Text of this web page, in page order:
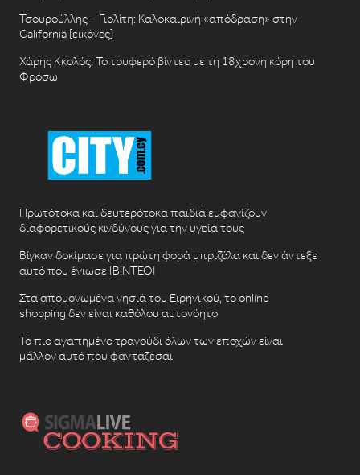
Τσουρούλλης – Γιολίτη: Καλοκαιρινή «απόδραση» στην
California [εικόνες]
Χάρης Κκολός: Το τρυφερό βίντεο με τη 18χρονη κόρη του
Φρόσω
Πρωτότοκα και δευτερότοκα παιδιά εμφανίζουν
διαφορετικούς κινδύνους για την υγεία τους
Βίγκαν δοκίμασε για πρώτη φορά μπριζόλα και δεν άντεξε
αυτό που ένιωσε [ΒΙΝΤΕΟ]
Στα απομονωμένα νησιά του Ειρηνικού, το online
shopping δεν είναι καθόλου αυτονόητο
Το πιο αγαπημένο τραγούδι όλων των εποχών είναι
μάλλον αυτό που φαντάζεσαι